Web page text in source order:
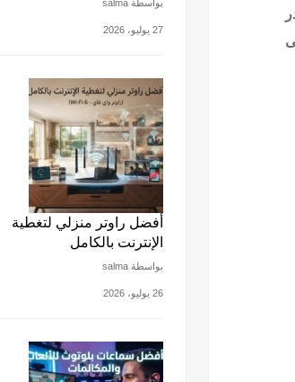
بواسطة salma
27 يوليو، 2026
أفضل راوتر منزلي لتغطية
الإنترنت بالكامل
بواسطة salma
26 يوليو، 2026